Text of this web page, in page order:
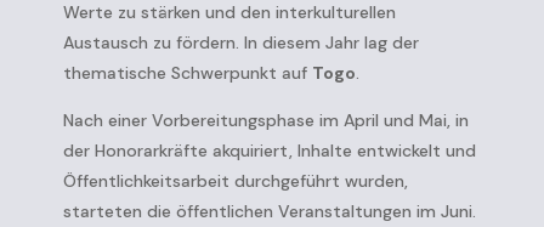
Werte zu stärken und den interkulturellen
Austausch zu fördern. In diesem Jahr lag der
thematische Schwerpunkt auf Togo.
Nach einer Vorbereitungsphase im April und Mai, in
der Honorarkräfte akquiriert, Inhalte entwickelt und
Öffentlichkeitsarbeit durchgeführt wurden,
starteten die öffentlichen Veranstaltungen im Juni.